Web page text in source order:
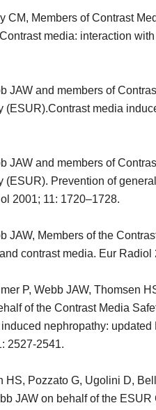
CM, Members of Contrast
media: interaction
JAW and members of
media
JAW and members of
Prevention of
2001; 11: 1720–1728.
JAW, Members of the
contrast media. Eur Radiol
P, Webb JAW, Thomsen
of the Contrast Media
nephropathy:
2527-2541.
HS, Pozzato G, Ugolini D,
JAW on behalf of the